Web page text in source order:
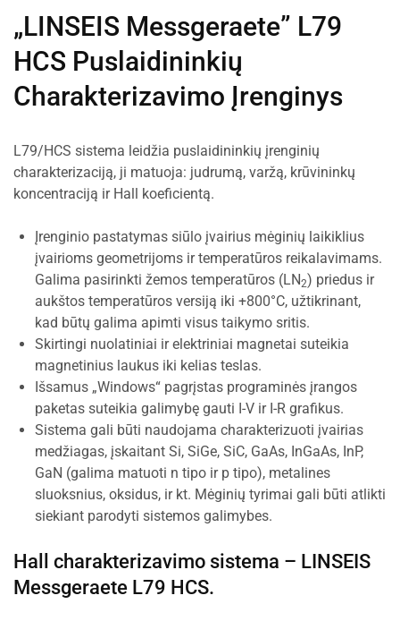
„LINSEIS Messgeraete” L79
HCS Puslaidininkių
Charakterizavimo Įrenginys
L79/HCS sistema leidžia puslaidininkių įrenginių
charakterizaciją, ji matuoja: judrumą, varžą, krūvininkų
koncentraciją ir Hall koeficientą.
Įrenginio pastatymas siūlo įvairius mėginių laikiklius
įvairioms geometrijoms ir temperatūros reikalavimams.
Galima pasirinkti žemos temperatūros (LN2) priedus ir
aukštos temperatūros versiją iki +800°C, užtikrinant,
kad būtų galima apimti visus taikymo sritis.
Skirtingi nuolatiniai ir elektriniai magnetai suteikia
magnetinius laukus iki kelias teslas.
Išsamus „Windows“ pagrįstas programinės įrangos
paketas suteikia galimybę gauti I-V ir I-R grafikus.
Sistema gali būti naudojama charakterizuoti įvairias
medžiagas, įskaitant Si, SiGe, SiC, GaAs, InGaAs, InP,
GaN (galima matuoti n tipo ir p tipo), metalines
sluoksnius, oksidus, ir kt. Mėginių tyrimai gali būti atlikti
siekiant parodyti sistemos galimybes.
Hall charakterizavimo sistema – LINSEIS
Messgeraete L79 HCS.